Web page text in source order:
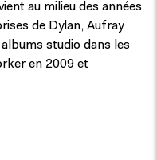
au milieu des années
de Dylan, Aufray
studio dans les
en 2009 et